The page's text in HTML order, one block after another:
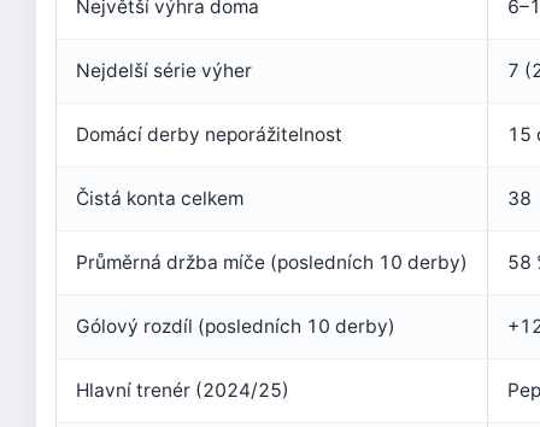
Největší výhra doma
Nejdelší série výher 7
Domácí derby neporážitelnost 15
Čistá konta celkem 38
Průměrná držba míče (posledních 10 derby) 58
Gólový rozdíl (posledních 10 derby)
Hlavní trenér (2024/25)